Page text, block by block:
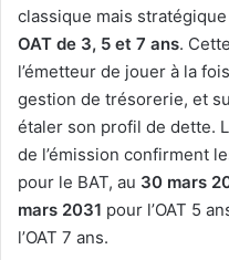
classique mais stratégique
OAT de 3, 5 et 7 ans.
l’émetteur de jouer à la
gestion de trésorerie, et
étaler son profil de dette.
de l’émission confirment
pour le BAT, au 30 mars
mars 2031 pour l’OAT 5
l’OAT 7 ans.